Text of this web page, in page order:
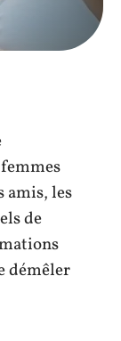
amis, les
de
démêler